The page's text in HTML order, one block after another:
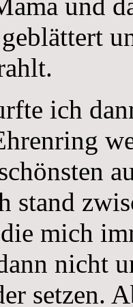
ich
stand
mich
nicht
setzen.